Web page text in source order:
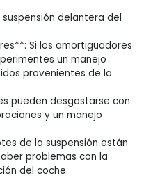
delantera del
Si los amortiguadores
un manejo
provenientes de la
pueden desgastarse con
y un manejo
de la suspensión están
problemas con la
del coche.